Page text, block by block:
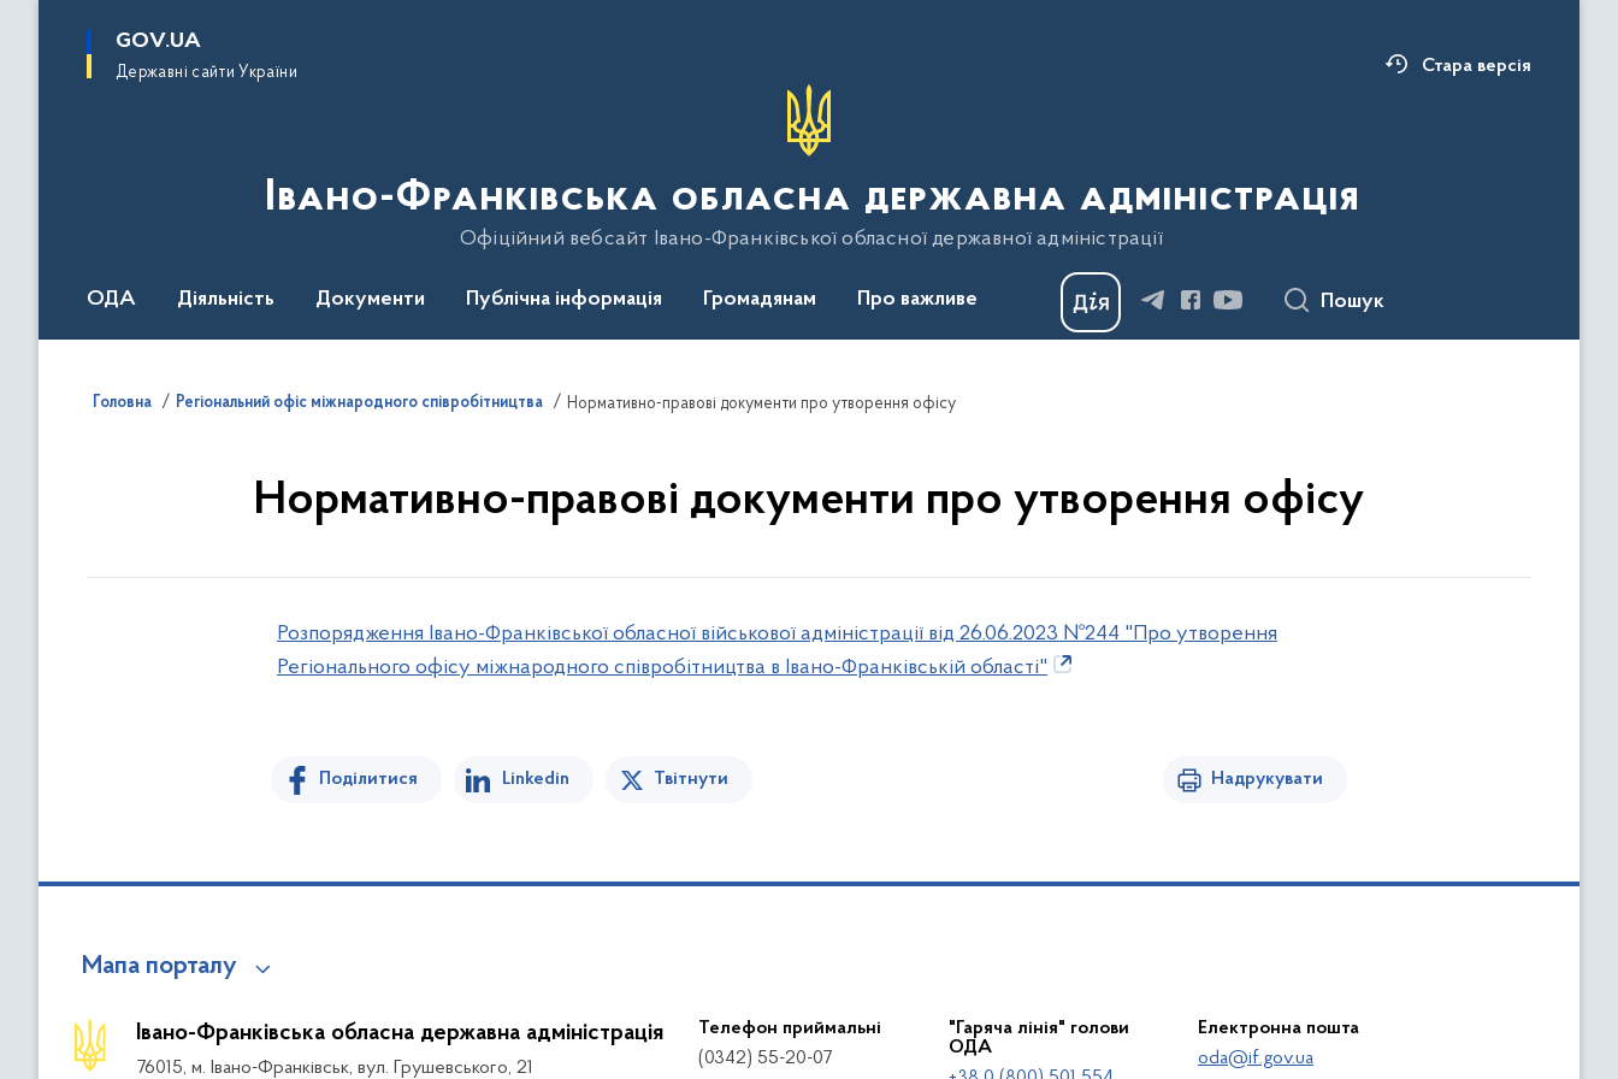
основного
GOV.UA
Державні сайти України Стара версія
Івано-Франківська обласна державна адміністрація
Офіційний вебсайт Івано-Франківської обласної державної адміністрації
ОДА Діяльність Документи Публічна інформація Громадянам Про важливе Пошук
Головна Регіональний офіс міжнародного співробітництва Нормативно-правові документи про утворення офісу
Нормативно-правові документи про утворення офісу
Розпорядження Івано-Франківської обласної військової адміністрації від 26.06.2023 №244 "Про утворення
Регіонального офісу міжнародного співробітництва в Івано-Франківській області"
Поділитися Linkedin Твітнути Надрукувати
Мапа порталу
Івано-Франківська обласна державна адміністрація
76015, м. Івано-Франківськ, вул. Грушевського, 21
Телефон приймальні
(0342) 55-20-07
"Гаряча лінія" голови
ОДА
Електронна пошта
oda@if.gov.ua